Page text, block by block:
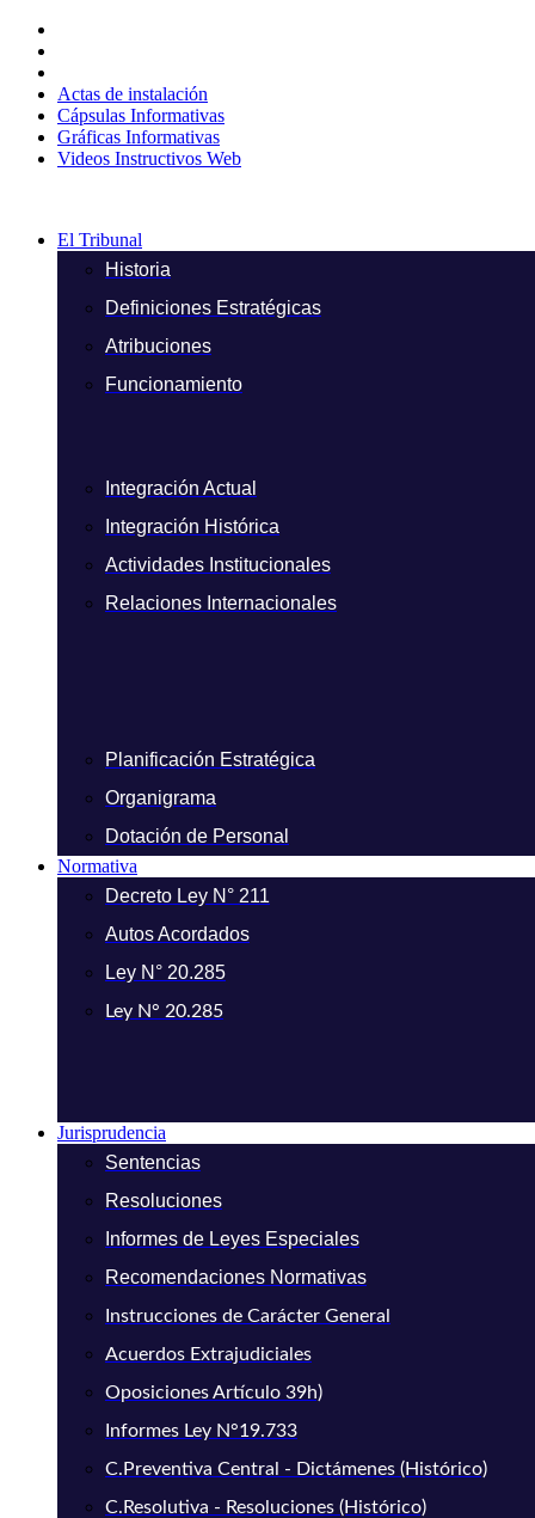
contenido
Actas de instalación
Cápsulas Informativas
Gráficas Informativas
Videos Instructivos Web
El Tribunal
Historia
Definiciones Estratégicas
Atribuciones
Funcionamiento
Integración Actual
Integración Histórica
Actividades Institucionales
Relaciones Internacionales
Planificación Estratégica
Organigrama
Dotación de Personal
Normativa
Decreto Ley N° 211
Autos Acordados
Ley N° 20.285
Ley N° 20.285
Jurisprudencia
Sentencias
Resoluciones
Informes de Leyes Especiales
Recomendaciones Normativas
Instrucciones de Carácter General
Acuerdos Extrajudiciales
Oposiciones Artículo 39h)
Informes Ley N°19.733
C.Preventiva Central - Dictámenes (Histórico)
C.Resolutiva - Resoluciones (Histórico)